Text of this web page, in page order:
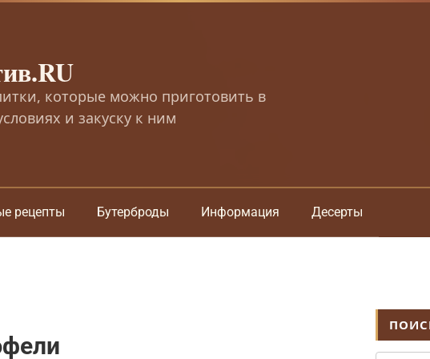
которые можно приготовить в
и закуску к ним
рецепты Бутерброды Информация Десерты